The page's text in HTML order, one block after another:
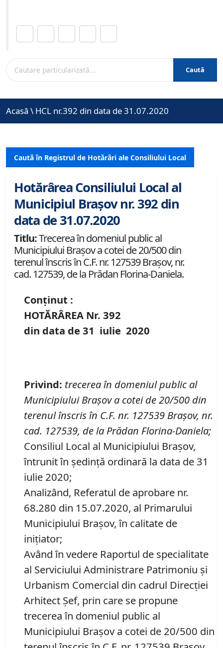
Caută
Acasă \ HCL nr.392 din data de 31.07.2020
Caută în Registrul de Hotărâri ale Consiliului Local
Hotărârea Consiliului Local al
Municipiul Brașov nr. 392 din
data de 31.07.2020
Titlu:Trecerea în domeniul public al
Municipiului Braşov a cotei de 20/500 din
terenul înscris în C.F. nr. 127539 Brașov, nr.
cad. 127539, de la Prădan Florina-Daniela.
Conținut :
HOTĂRÂREA Nr. 392
din data de 31 iulie 2020
Privind: trecerea în domeniul public al
Municipiului Braşov a cotei de 20/500 din
terenul înscris în C.F. nr. 127539 Brașov, nr.
cad. 127539, de la Prădan Florina-Daniela;
Consiliul Local al Municipiului Brașov,
întrunit în ședință ordinară la data de 31
iulie 2020;
Analizând, Referatul de aprobare nr.
68.280 din 15.07.2020, al Primarului
Municipiului Brașov, în calitate de
inițiator;
Având în vedere Raportul de specialitate
al Serviciului Administrare Patrimoniu şi
Urbanism Comercial din cadrul Direcției
Arhitect Șef, prin care se propune
trecerea în domeniul public al
Municipiului Braşov a cotei de 20/500 din